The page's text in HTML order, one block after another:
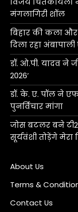
मंगलागिरी शॉल
बिहार की कला और
दिला रहा
डॉ. ओ.पी. यादव ने
2026’
डॉ. के. ए. पॉल ने
पुनर्विचार मांगा
जोस बटलर बने
सूर्यवंशी तोड़ेंगे मेरा
About Us
Terms &
Contact Us